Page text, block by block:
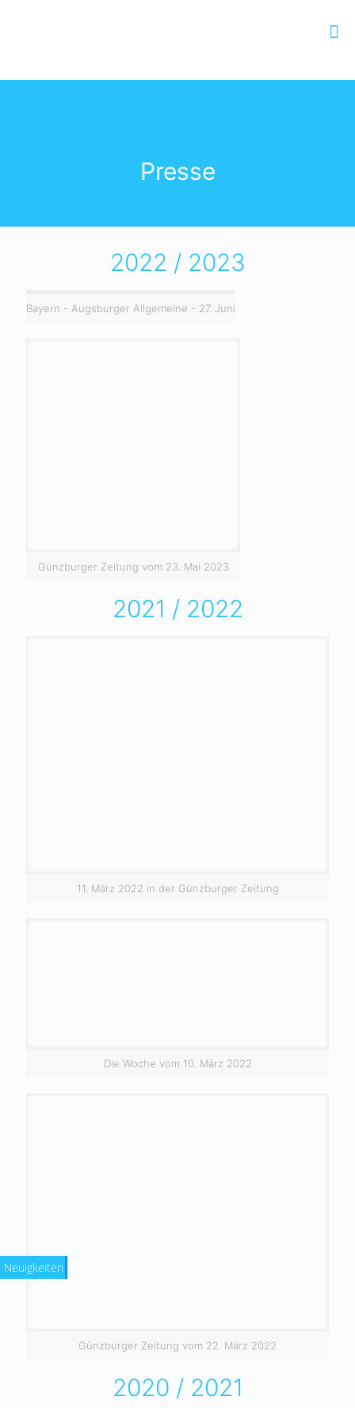
Presse
2022 / 2023
Bayern - Augsburger Allgemeine - 27. Juni
Günzburger Zeitung vom 23. Mai 2023
2021 / 2022
11. März 2022 in der Günzburger Zeitung
Die Woche vom 10. März 2022
Günzburger Zeitung vom 22. März 2022
2020 / 2021
Neuigkeiten